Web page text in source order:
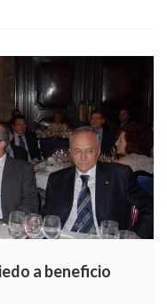
a beneficio